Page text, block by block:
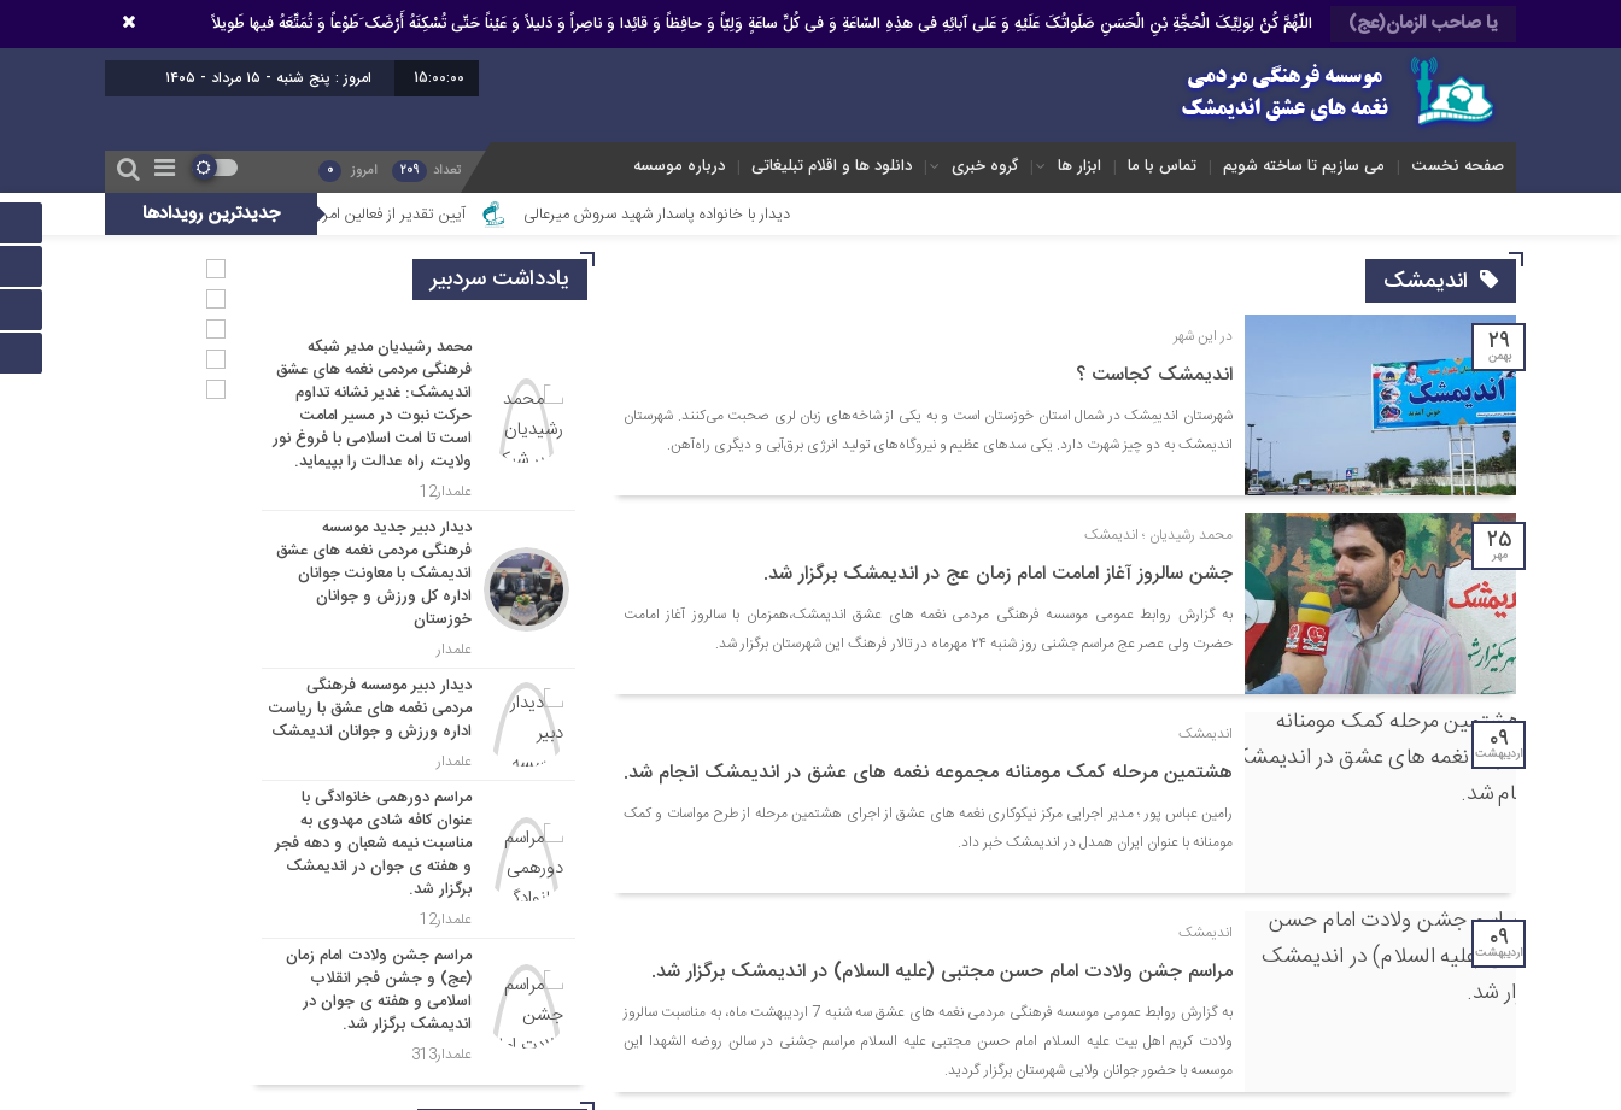
یا صاحب الزمان(عج) اللّهُمَّ کُنْ لِوَلِیِّکَ الْحُجَّةِ بْنِ الْحَسَنِ صَلَواتُکَ عَلَیْهِ وَ عَلى آبائِهِ فی هذِهِ السّاعَةِ وَ فی کُلِّ ساعَةٍ وَلِیّاً وَ حافِظاً وَ قائِدا ‏وَ ناصِراً وَ دَلیلاً وَ عَیْناً حَتّى تُسْکِنَهُ أَرْضَک َطَوْعاً وَ تُمَتِّعَهُ فیها طَویلاً
15:00:01 امروز : پنج شنبه - ۱۵ مرداد - ۱۴۰۵
صفحه نخست می سازیم تا ساخته شویم تماس با ما ابزار ها گروه خبری دانلود ها و اقلام تبلیغاتی درباره موسسه تعداد 209 امروز 0
جدیدترین رویدادها دیدار با خانواده پاسدار شهید سروش میرعالی آیین تقدیر از فعالین امر ازدواج استان خوزستان محمد رشیدیان مدیر شبکه
اندیمشک
۲۹
بهمن
در این شهر
اندیمشک کجاست ؟
شهرستان اندیمِشک در شمال استان خوزستان است و به یکی از شاخه‌های زبان لری صحبت می‌کنند. شهرستان
اندیمشک به دو چیز شهرت دارد. یکی سدهای عظیم و نیروگاه‌های تولید انرژی برق‌آبی و دیگری راه‌آهن.
۲۵
مهر
محمد رشیدیان ؛ اندیمشک
جشن سالروز آغاز امامت امام زمان عج در اندیمشک برگزار شد.
به گزارش روابط عمومی موسسه فرهنگی مردمی نغمه های عشق اندیمشک،همزمان با سالروز آغاز امامت
حضرت ولی عصر عج مراسم جشنی روز شنبه ۲۴ مهرماه در تالار فرهنگ این شهرستان برگزار شد.
۰۹
اردیبهشت
اندیمشک
هشتمین مرحله کمک مومنانه مجموعه نغمه های عشق در اندیمشک انجام شد.
رامین عباس پور ؛ مدیر اجرایی مرکز نیکوکاری نغمه های عشق از اجرای هشتمین مرحله از طرح مواسات و کمک
مومنانه با عنوان ایران همدل در اندیمشک خبر داد.
۰۹
اردیبهشت
اندیمشک
مراسم جشن ولادت امام حسن مجتبی (علیه السلام) در اندیمشک برگزار شد.
به گزارش روابط عمومی موسسه فرهنگی مردمی نغمه های عشق سه شنبه 7 اردیبهشت ماه، به مناسبت سالروز
ولادت کریم اهل بیت علیه السلام امام حسن مجتبی علیه السلام مراسم جشنی در سالن روضه الشهدا این
موسسه با حضور جوانان ولایی شهرستان برگزار گردید.
یادداشت سردبیر
محمد رشیدیان مدیر شبکه
فرهنگی مردمی نغمه های عشق
اندیمشک: غدیر نشانه تداوم
حرکت نبوت در مسیر امامت
است تا امت اسلامی با فروغ نور
ولایت، راه عدالت را بپیماید.
علمدار12
دیدار دبیر جدید موسسه
فرهنگی مردمی نغمه های عشق
اندیمشک با معاونت جوانان
اداره کل ورزش و جوانان
خوزستان
علمدار
دیدار دبیر موسسه فرهنگی
مردمی نغمه های عشق با ریاست
اداره ورزش و جوانان اندیمشک
علمدار
مراسم دورهمی خانوادگی با
عنوان کافه شادی مهدوی به
مناسبت نیمه شعبان و دهه فجر
و هفته ی جوان در اندیمشک
برگزار شد.
علمدار12
مراسم جشن ولادت امام زمان
(عج) و جشن فجر انقلاب
اسلامی و هفته ی جوان در
اندیمشک برگزار شد.
علمدار313